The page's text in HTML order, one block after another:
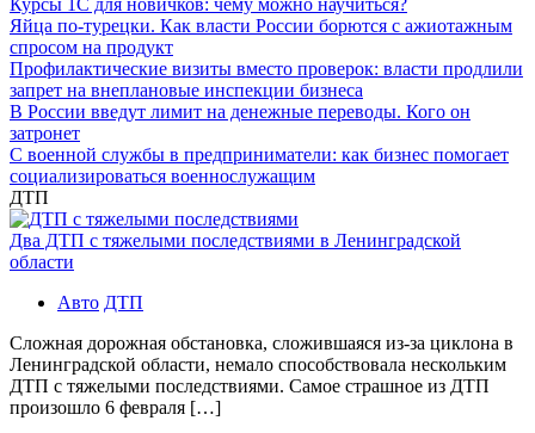
Яйца по-турецки. Как власти России борются с ажиотажным
спросом на продукт
Профилактические визиты вместо проверок: власти продлили
запрет на внеплановые инспекции бизнеса
В России введут лимит на денежные переводы. Кого он
затронет
С военной службы в предприниматели: как бизнес помогает
социализироваться военнослужащим
ДТП
Два ДТП с тяжелыми последствиями в Ленинградской
области
Авто ДТП
Сложная дорожная обстановка, сложившаяся из-за циклона в
Ленинградской области, немало способствовала нескольким
ДТП с тяжелыми последствиями. Самое страшное из ДТП
произошло 6 февраля […]